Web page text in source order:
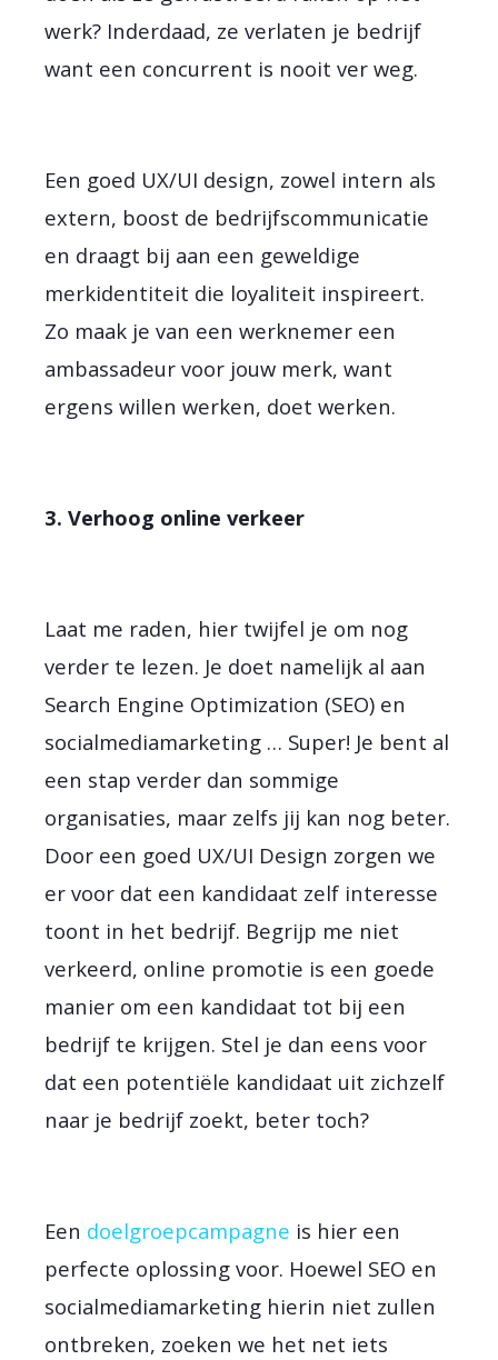
werk? Inderdaad, ze verlaten je bedrijf
want een concurrent is nooit ver weg.
Een goed UX/UI design, zowel intern als
extern, boost de bedrijfscommunicatie
en draagt bij aan een geweldige
merkidentiteit die loyaliteit inspireert.
Zo maak je van een werknemer een
ambassadeur voor jouw merk, want
ergens willen werken, doet werken.
3. Verhoog online verkeer
Laat me raden, hier twijfel je om nog
verder te lezen. Je doet namelijk al aan
Search Engine Optimization (SEO) en
socialmediamarketing … Super! Je bent al
een stap verder dan sommige
organisaties, maar zelfs jij kan nog beter.
Door een goed UX/UI Design zorgen we
er voor dat een kandidaat zelf interesse
toont in het bedrijf. Begrijp me niet
verkeerd, online promotie is een goede
manier om een kandidaat tot bij een
bedrijf te krijgen. Stel je dan eens voor
dat een potentiële kandidaat uit zichzelf
naar je bedrijf zoekt, beter toch?
Een doelgroepcampagne is hier een
perfecte oplossing voor. Hoewel SEO en
socialmediamarketing hierin niet zullen
ontbreken, zoeken we het net iets